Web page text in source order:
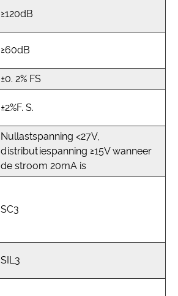
≥120dB
≥60dB
±0. 2% FS
±2%F. S.
Nullastspanning <27V,
distributiespanning ≥15V wanneer
de stroom 20mA is
SC3
SIL3